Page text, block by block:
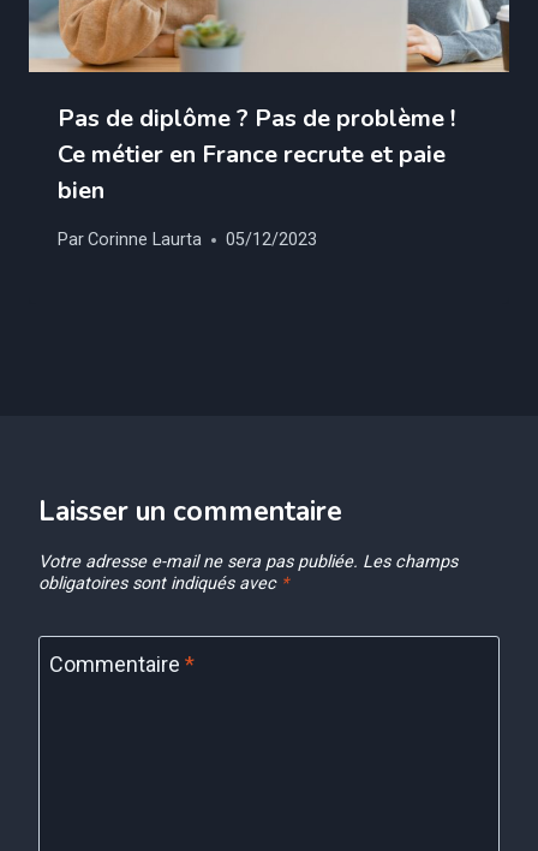
Pas de diplôme ? Pas de problème !
Ce métier en France recrute et paie
bien
ParCorinne Laurta 05/12/2023
Laisser un commentaire
Votre adresse e-mail ne sera pas publiée. Les champs
obligatoires sont indiqués avec *
Commentaire *